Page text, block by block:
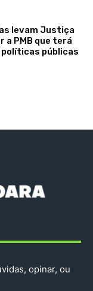
levam Justiça
a PMB que terá
públicas
opinar, ou